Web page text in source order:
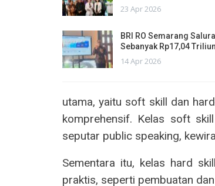
23 Apr 2026
BRI RO Semarang
Sebanyak Rp17,04 Triliun
14 Apr 2026
utama, yaitu soft skill dan
komprehensif. Kelas soft
seputar public speaking,
Sementara itu, kelas hard
praktis, seperti pembuatan